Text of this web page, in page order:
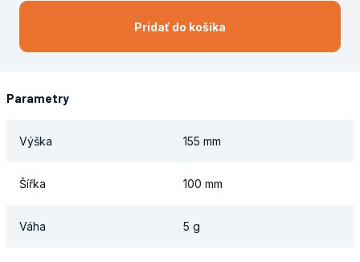
Pridať do košíka
Parametry
Výška 155 mm
Šířka 100 mm
Váha 5 g